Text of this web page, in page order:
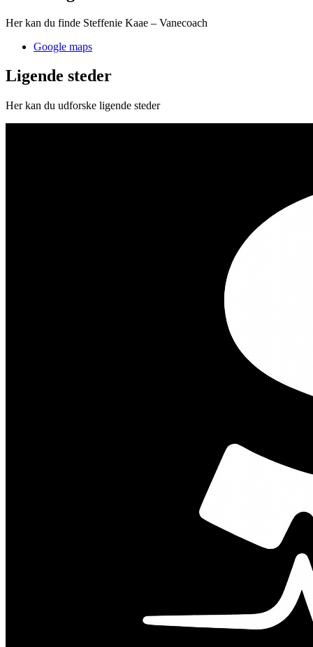
Her kan du finde Steffenie Kaae – Vanecoach
Google maps
Ligende steder
Her kan du udforske ligende steder